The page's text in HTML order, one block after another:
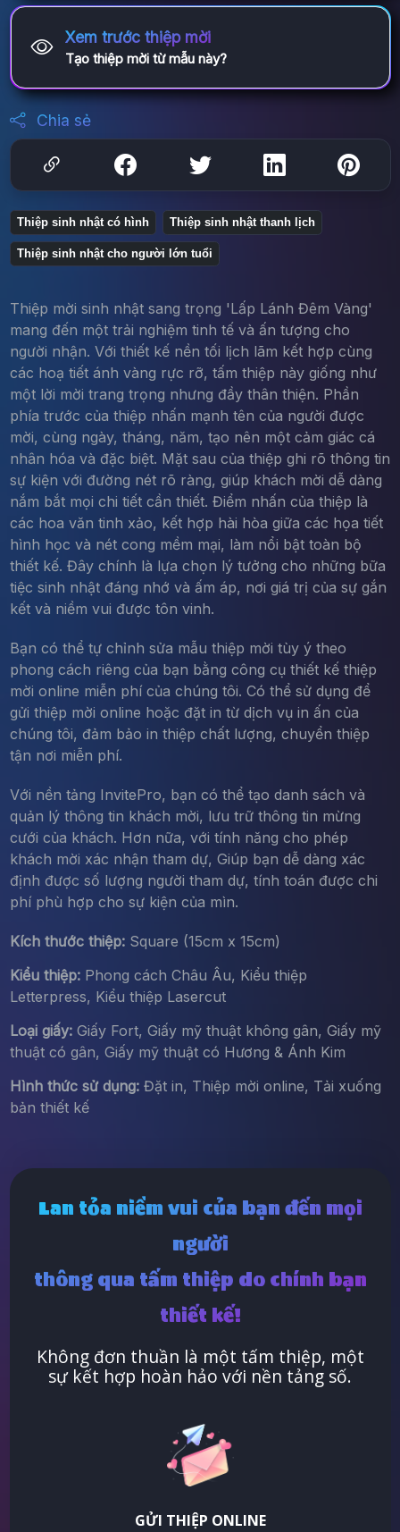
Xem trước thiệp mời
Tạo thiệp mời từ mẫu này?
Chia sẻ
Thiệp sinh nhật có hình Thiệp sinh nhật thanh lịch
Thiệp sinh nhật cho người lớn tuổi
Thiệp mời sinh nhật sang trọng 'Lấp Lánh Đêm Vàng'
mang đến một trải nghiệm tinh tế và ấn tượng cho
người nhận. Với thiết kế nền tối lịch lãm kết hợp cùng
các hoạ tiết ánh vàng rực rỡ, tấm thiệp này giống như
một lời mời trang trọng nhưng đầy thân thiện. Phần
phía trước của thiệp nhấn mạnh tên của người được
mời, cùng ngày, tháng, năm, tạo nên một cảm giác cá
nhân hóa và đặc biệt. Mặt sau của thiệp ghi rõ thông tin
sự kiện với đường nét rõ ràng, giúp khách mời dễ dàng
nắm bắt mọi chi tiết cần thiết. Điểm nhấn của thiệp là
các hoa văn tinh xảo, kết hợp hài hòa giữa các họa tiết
hình học và nét cong mềm mại, làm nổi bật toàn bộ
thiết kế. Đây chính là lựa chọn lý tưởng cho những bữa
tiệc sinh nhật đáng nhớ và ấm áp, nơi giá trị của sự gắn
kết và niềm vui được tôn vinh.
Bạn có thể tự chỉnh sửa mẫu thiệp mời tùy ý theo
phong cách riêng của bạn bằng công cụ thiết kế thiệp
mời online miễn phí của chúng tôi. Có thể sử dụng để
gửi thiệp mời online hoặc đặt in từ dịch vụ in ấn của
chúng tôi, đảm bảo in thiệp chất lượng, chuyển thiệp
tận nơi miễn phí.
Với nền tảng InvitePro, bạn có thể tạo danh sách và
quản lý thông tin khách mời, lưu trữ thông tin mừng
cưới của khách. Hơn nữa, với tính năng cho phép
khách mời xác nhận tham dự, Giúp bạn dễ dàng xác
định được số lượng người tham dự, tính toán được chi
phí phù hợp cho sự kiện của mìn.
Kích thước thiệp:Square (15cm x 15cm)
Kiểu thiệp:Phong cách Châu Âu, Kiểu thiệp
Letterpress, Kiểu thiệp Lasercut
Loại giấy:Giấy Fort, Giấy mỹ thuật không gân, Giấy mỹ
thuật có gân, Giấy mỹ thuật có Hương & Ánh Kim
Hình thức sử dụng:Đặt in, Thiệp mời online, Tải xuống
bản thiết kế
Lan tỏa niềm vui của bạn đến mọi
người
thông qua tấm thiệp do chính bạn
thiết kế!
Không đơn thuần là một tấm thiệp, một
sự kết hợp hoàn hảo với nền tảng số.
GỬI THIỆP ONLINE